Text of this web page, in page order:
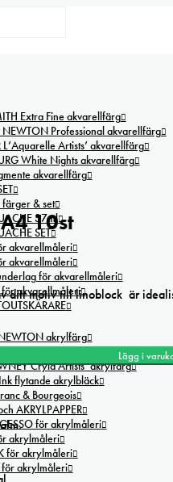
Extra Fine akvarellfärg
Professional akvarellfärg
L’Aquarelle Artists’ akvarellfärg
White Nights akvarellfärg
akvarellfärg
& set
37ml
SET
akvarellmåleri
akvarellmåleri
för akvarellmåleri
för akvarellmåleri
akrylfärg
Galeria akrylfärg 60ml
Cryla Artists’ akrylfärg
flytande akrylbläck
& Bourgeois
AKRYLPAPPER
för akrylmåleri
akrylmåleri
för akrylmåleri
för akrylmåleri
10st
ditt motiv till linoblock är
Lägg i